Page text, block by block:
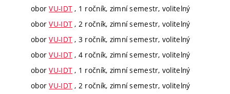
oborVU-IDT , 1 ročník, zimní semestr, volitelný
oborVU-IDT , 2 ročník, zimní semestr, volitelný
oborVU-IDT , 3 ročník, zimní semestr, volitelný
oborVU-IDT , 4 ročník, zimní semestr, volitelný
oborVU-IDT , 1 ročník, zimní semestr, volitelný
oborVU-IDT , 2 ročník, zimní semestr, volitelný